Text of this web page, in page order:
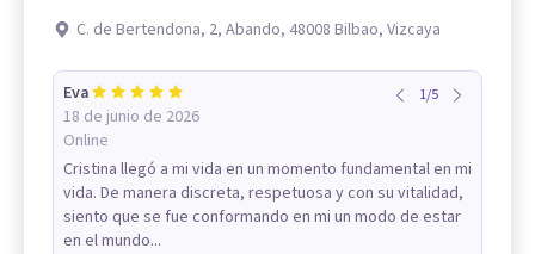
C. de Bertendona, 2, Abando, 48008 Bilbao, Vizcaya
Eva
18 de junio de 2026
Online
1/5
Cristina llegó a mi vida en un momento fundamental en mi
vida. De manera discreta, respetuosa y con su vitalidad,
siento que se fue conformando en mi un modo de estar
en el mundo...